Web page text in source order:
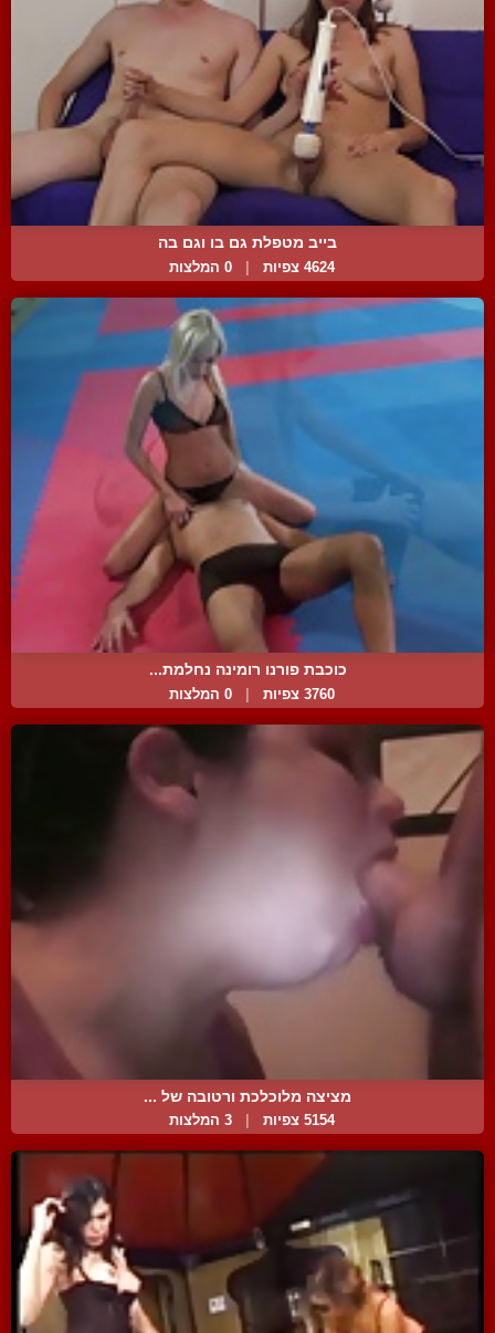
בייב מטפלת גם בו וגם בה
4624 צפיות 0 המלצות
כוכבת פורנו רומינה נחלמת...
3760 צפיות 0 המלצות
מציצה מלוכלכת ורטובה של ...
5154 צפיות 3 המלצות